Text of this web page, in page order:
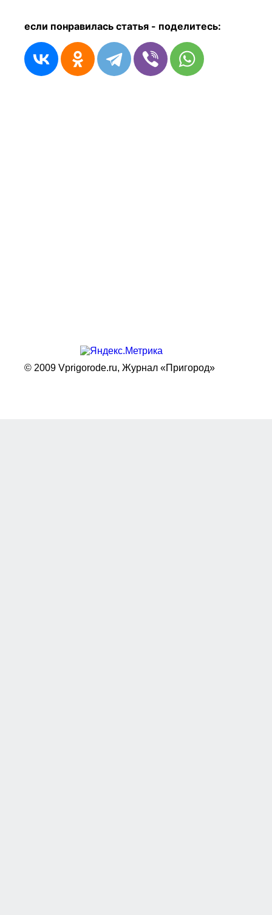
если понравилась статья - поделитесь:
© 2009 Vprigorode.ru, Журнал «Пригород»